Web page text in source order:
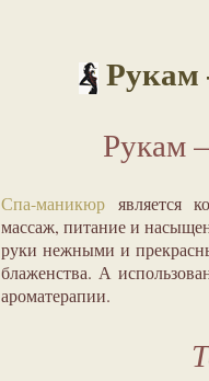
Рукам
Рукам
Спа-маникюр является
массаж, питание и
руки нежными и
блаженства. А
ароматерапии.